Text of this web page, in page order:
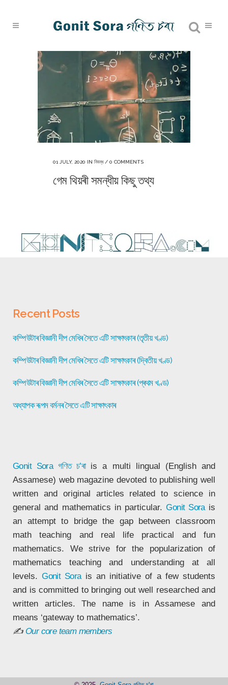
01 JULY, 2020 IN নিবন্ধ/ 0 COMMENTS
গেম থিয়ৰী সমন্ধীয় কিছু তথ্য
Recent Posts
কম্পিউটাৰ বিজ্ঞানী দীপ মেধিৰ সৈতে এটি সাক্ষাৎকাৰ (তৃতীয় খণ্ড)
কম্পিউটাৰ বিজ্ঞানী দীপ মেধিৰ সৈতে এটি সাক্ষাৎকাৰ (দ্বিতীয় খণ্ড)
কম্পিউটাৰ বিজ্ঞানী দীপ মেধিৰ সৈতে এটি সাক্ষাৎকাৰ (প্ৰথম খণ্ড)
অধ্যাপক ৰূপম বৰ্মনৰ সৈতে এটি সাক্ষাৎকাৰ
Gonit Sora গণিত চ’ৰাis a multi lingual (English and
Assamese) web magazine devoted to publishing well
written and original articles related to science in
general and mathematics in particular.Gonit Sorais
an attempt to bridge the gap between classroom
math teaching and real life practical and fun
mathematics. We strive for the popularization of
mathematics teaching and understanding at all
levels.Gonit Sorais an initiative of a few students
and is committed to bringing out well researched and
written articles. The name is in Assamese and
means ‘gateway to mathematics’.
✍ Our core team members